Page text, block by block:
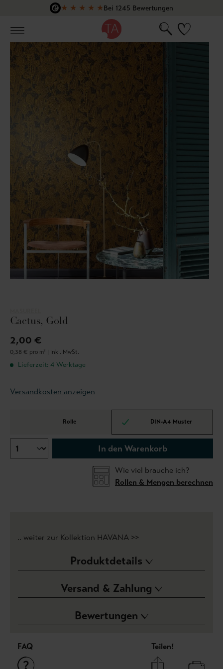
Zum Hauptinhalt springen
★ ★ ★ ★ ★Bei 1245 Bewertungen
Cactus, Gold
2,00 €
0,38 € pro m² | inkl. MwSt.
Lieferzeit: 4 Werktage
Versandkosten anzeigen
Rolle DIN-A4 Muster
In den Warenkorb
Wie viel brauche ich?
Rollen & Mengen berechnen
.. weiter zur Kollektion HAVANA >>
Produktdetails
Versand & Zahlung
Bewertungen
FAQ Teilen!